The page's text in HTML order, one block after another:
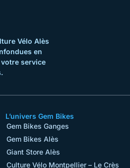
Vélo Alès
en
service
L’univers Gem Bikes
Gem Bikes Ganges
Gem Bikes Alès
Giant Store Alès
Culture Vélo Montpellier – Le Crès